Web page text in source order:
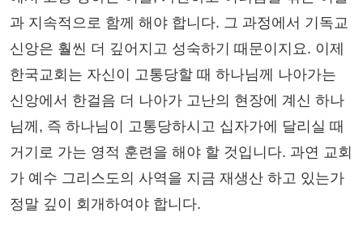
과 지속적으로 함께 해야 합니다. 그 과정에서 기독교
신앙은 훨씬 더 깊어지고 성숙하기 때문이지요. 이제
한국교회는 자신이 고통당할 때 하나님께 나아가는
신앙에서 한걸음 더 나아가 고난의 현장에 계신 하나
님께, 즉 하나님이 고통당하시고 십자가에 달리실 때
거기로 가는 영적 훈련을 해야 할 것입니다. 과연 교회
가 예수 그리스도의 사역을 지금 재생산 하고 있는가
정말 깊이 회개하여야 합니다.